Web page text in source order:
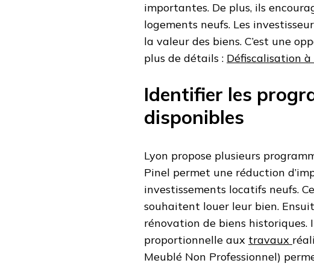
importantes. De plus, ils
logements neufs. Les
la valeur des biens. C’est une
plus de détails : Défiscalisation à
Identifier les
disponibles
Lyon propose plusieurs
Pinel permet une réduction
investissements locatifs neufs.
souhaitent louer leur bien.
rénovation de biens historiques.
proportionnelle aux travaux
Meublé Non Professionnel)